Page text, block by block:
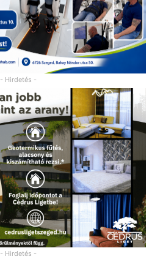
- Hirdetés -
- Hirdetés -